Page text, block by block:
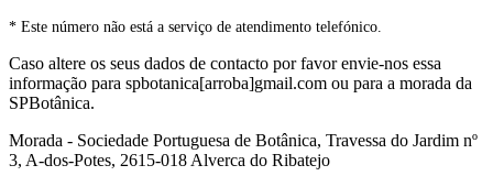
* Este número não está a serviço de atendimento telefónico.
Caso altere os seus dados de contacto por favor envie-nos essa
informação para spbotanica[arroba]gmail.com ou para a morada da
SPBotânica.
Morada - Sociedade Portuguesa de Botânica, Travessa do Jardim nº
3, A-dos-Potes, 2615-018 Alverca do Ribatejo